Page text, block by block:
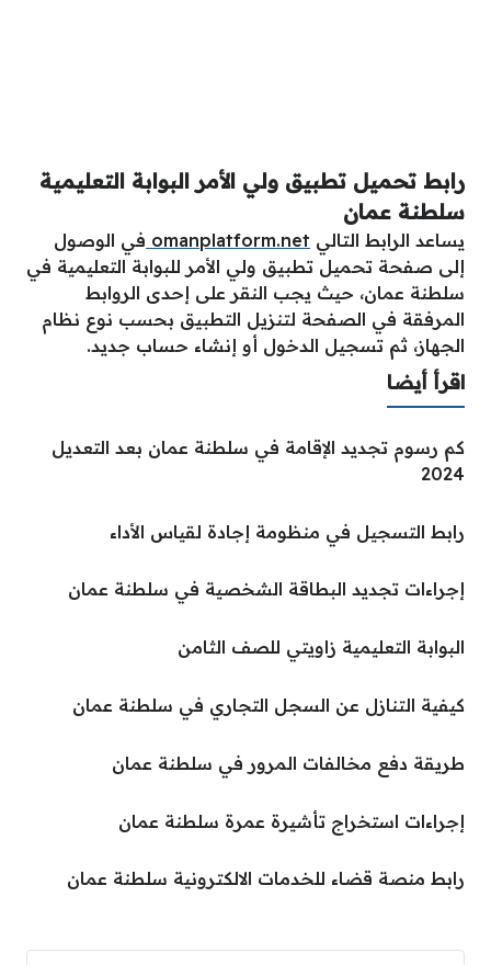
رابط تحميل تطبيق ولي الأمر البوابة التعليمية
سلطنة عمان
يساعد الرابط التالي omanplatform.net في الوصول
إلى صفحة تحميل تطبيق ولي الأمر للبوابة التعليمية في
سلطنة عمان، حيث يجب النقر على إحدى الروابط
المرفقة في الصفحة لتنزيل التطبيق بحسب نوع نظام
الجهاز، ثم تسجيل الدخول أو إنشاء حساب جديد.
اقرأ أيضا
كم رسوم تجديد الإقامة في سلطنة عمان بعد التعديل
2024
رابط التسجيل في منظومة إجادة لقياس الأداء
إجراءات تجديد البطاقة الشخصية في سلطنة عمان
البوابة التعليمية زاويتي للصف الثامن
كيفية التنازل عن السجل التجاري في سلطنة عمان
طريقة دفع مخالفات المرور في سلطنة عمان
إجراءات استخراج تأشيرة عمرة سلطنة عمان
رابط منصة قضاء للخدمات الالكترونية سلطنة عمان